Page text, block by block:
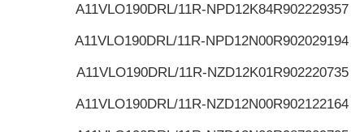
R902229357
A11VLO190DRL/11R-NPD12K84
R902029194
A11VLO190DRL/11R-NPD12N00
R902220735
A11VLO190DRL/11R-NZD12K01
R902122164
A11VLO190DRL/11R-NZD12N00